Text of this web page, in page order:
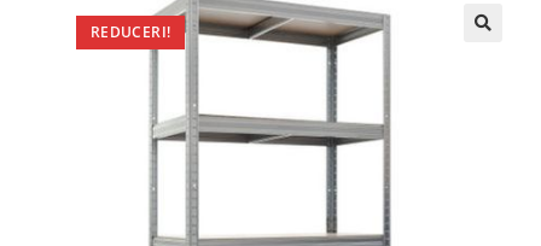
REDUCERI!